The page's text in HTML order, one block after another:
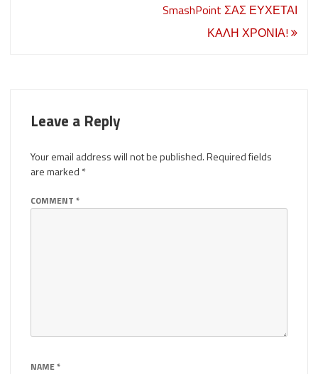
SmashPoint ΣΑΣ ΕΥΧΕΤΑΙ
ΚΑΛΗ ΧΡΟΝΙΑ!
Leave a Reply
Your email address will not be published.Required fields
are marked *
COMMENT *
NAME*